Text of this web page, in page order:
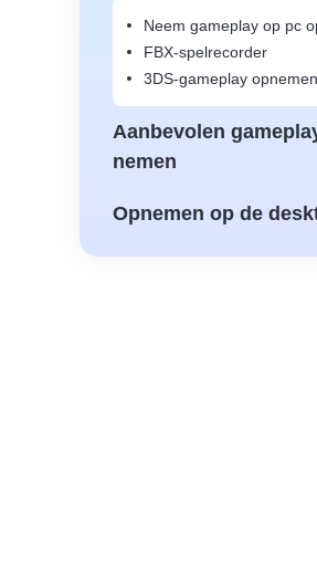
Neem gameplay op pc
FBX-spelrecorder
3DS-gameplay opnemen
Aanbevolen
nemen
Opnemen op de